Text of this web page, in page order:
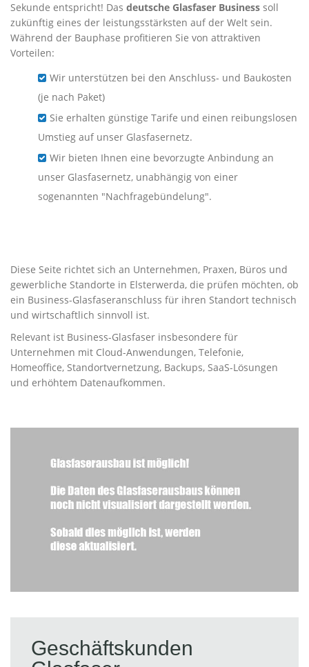
Sekunde entspricht! Das deutsche Glasfaser Business soll
zukünftig eines der leistungsstärksten auf der Welt sein.
Während der Bauphase profitieren Sie von attraktiven
Vorteilen:
Wir unterstützen bei den Anschluss- und Baukosten
(je nach Paket)
Sie erhalten günstige Tarife und einen reibungslosen
Umstieg auf unser Glasfasernetz.
Wir bieten Ihnen eine bevorzugte Anbindung an
unser Glasfasernetz, unabhängig von einer
sogenannten "Nachfragebündelung".
Diese Seite richtet sich an Unternehmen, Praxen, Büros und
gewerbliche Standorte in Elsterwerda, die prüfen möchten, ob
ein Business-Glasfaseranschluss für ihren Standort technisch
und wirtschaftlich sinnvoll ist.
Relevant ist Business-Glasfaser insbesondere für
Unternehmen mit Cloud-Anwendungen, Telefonie,
Homeoffice, Standortvernetzung, Backups, SaaS-Lösungen
und erhöhtem Datenaufkommen.
Geschäftskunden